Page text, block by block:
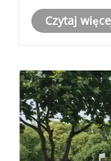
k......
Czytaj